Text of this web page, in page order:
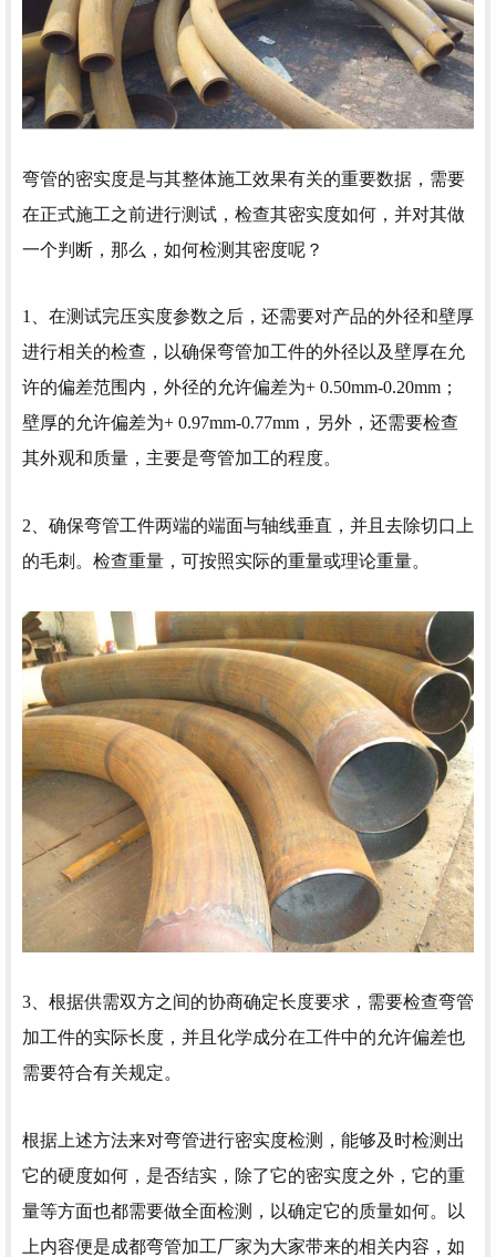
弯管的密实度是与其整体施工效果有关的重要数据，需要
在正式施工之前进行测试，检查其密实度如何，并对其做
一个判断，那么，如何检测其密度呢？
1、在测试完压实度参数之后，还需要对产品的外径和壁厚
进行相关的检查，以确保弯管加工件的外径以及壁厚在允
许的偏差范围内，外径的允许偏差为+ 0.50mm-0.20mm；
壁厚的允许偏差为+ 0.97mm-0.77mm，另外，还需要检查
其外观和质量，主要是弯管加工的程度。
2、确保弯管工件两端的端面与轴线垂直，并且去除切口上
的毛刺。检查重量，可按照实际的重量或理论重量。
3、根据供需双方之间的协商确定长度要求，需要检查弯管
加工件的实际长度，并且化学成分在工件中的允许偏差也
需要符合有关规定。
根据上述方法来对弯管进行密实度检测，能够及时检测出
它的硬度如何，是否结实，除了它的密实度之外，它的重
量等方面也都需要做全面检测，以确定它的质量如何。以
上内容便是成都弯管加工厂家为大家带来的相关内容，如